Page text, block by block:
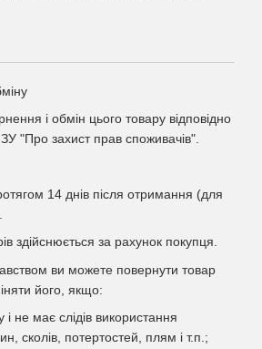
і обмін цього товару відповідно
"Про захист прав споживачів".
14 днів після отримання (для
здійснюється за рахунок покупця.
ви можете повернути товар
його, якщо:
не має слідів використання
сколів, потертостей, плям і т.п.;